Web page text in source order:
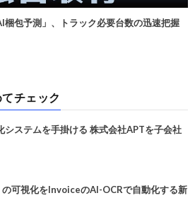
梱包予測」、トラック必要台数の迅速把握
てチェック
システムを手掛ける 株式会社APTを子会社
可視化をInvoiceのAI-OCRで自動化する新